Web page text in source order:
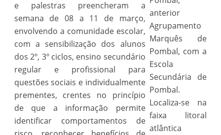
e palestras preencheram a
semana de 08 a 11 de março,
envolvendo a comunidade escolar,
com a sensibilização dos alunos
dos 2º, 3º ciclos, ensino secundário
regular e profissional para
questões sociais e individualmente
prementes, crentes no princípio
de que a informação permite
identificar comportamentos de
anterior
Agrupamento
Marquês de
Pombal, com a
Escola
Secundária de
Pombal.
Localiza-se na
faixa litoral
atlântica